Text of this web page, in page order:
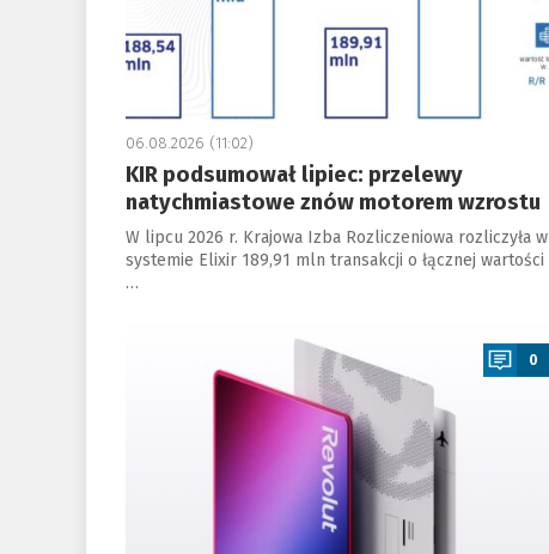
06.08.2026 (11:02)
KIR podsumował lipiec: przelewy
natychmiastowe znów motorem wzrostu
W lipcu 2026 r. Krajowa Izba Rozliczeniowa rozliczyła w
systemie Elixir 189,91 mln transakcji o łącznej wartości
…
0